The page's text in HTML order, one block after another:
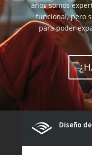
años somos
funcional, pero
para poder
 Diseño